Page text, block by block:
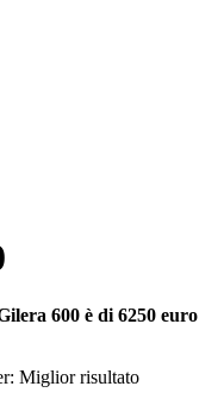
600 è di 6250 euro
Miglior risultato